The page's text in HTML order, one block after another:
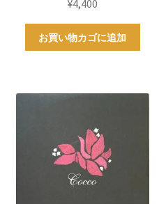
¥4,400
お買い物カゴに追加